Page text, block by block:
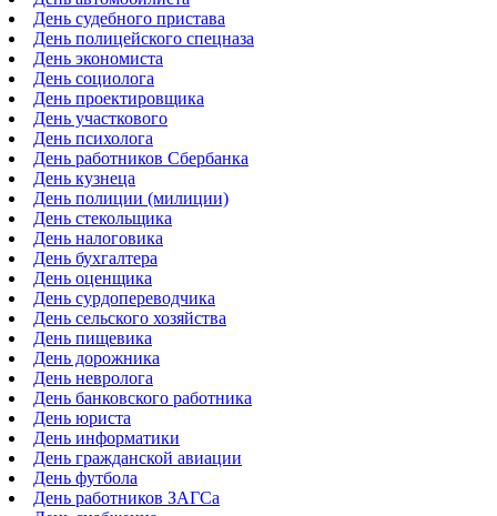
День судебного пристава
День полицейского спецназа
День экономиста
День социолога
День проектировщика
День участкового
День психолога
День работников Сбербанка
День кузнеца
День полиции (милиции)
День стекольщика
День налоговика
День бухгалтера
День оценщика
День сурдопереводчика
День сельского хозяйства
День пищевика
День дорожника
День невролога
День банковского работника
День юриста
День информатики
День гражданской авиации
День футбола
День работников ЗАГСа